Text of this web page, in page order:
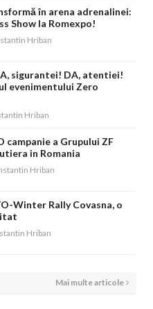
în arena adrenalinei:
Show la Romexpo!
Hriban
sigurantei! DA, atentiei!
evenimentului Zero
Hriban
campanie a Grupului ZF
in Romania
Hriban
Winter Rally Covasna, o
Hriban
Mai multe articole